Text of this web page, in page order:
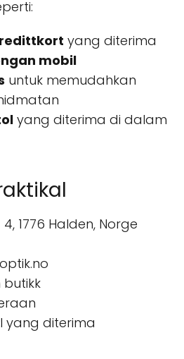
yang diterima
mobil
untuk memudahkan
yang diterima di dalam
1776 Halden, Norge
yang diterima